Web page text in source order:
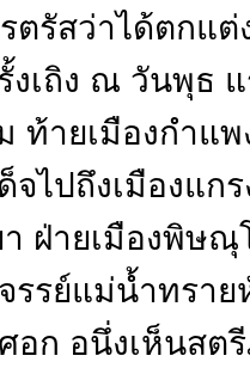
ตรัสว่าได้ตกแ
งเถิง ณ วันพุธ
ท้ายเมืองกำแ
จไปถึงเมืองแ
ฝ่ายเมืองพิษ
รรย์แม่น้ำทรา
ก อนึ่งเห็นสต